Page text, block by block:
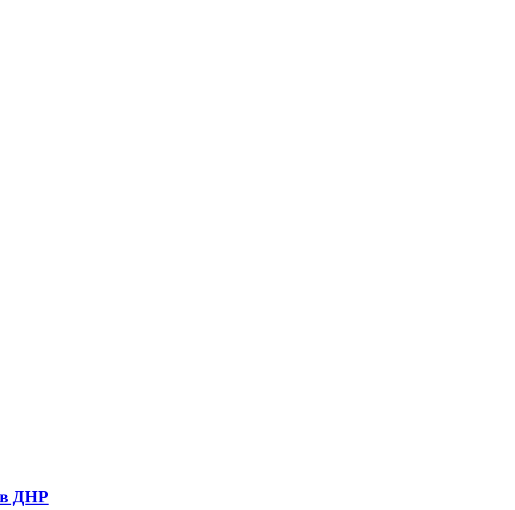
в ДНР